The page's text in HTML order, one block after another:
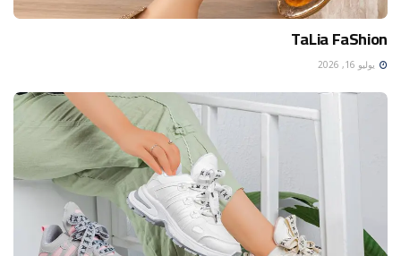
TaLia FaShion
يوليو 16, 2026